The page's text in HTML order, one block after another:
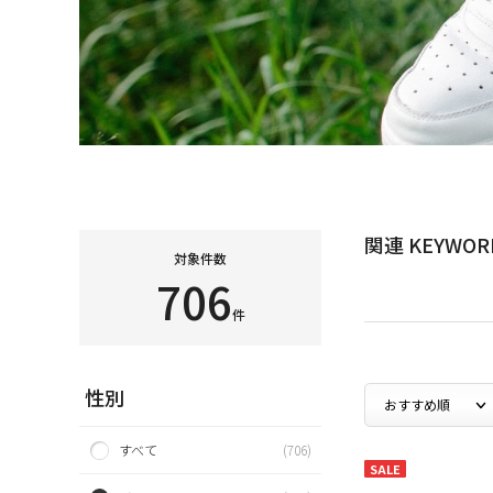
対象件数
706件
性別
すべて (706)
関連
SALE